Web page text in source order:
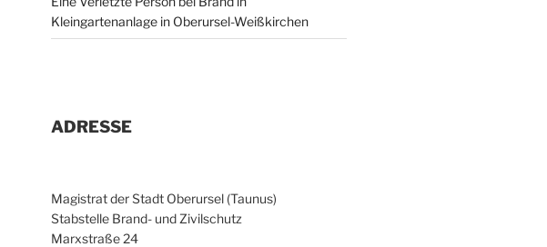
Kleingartenanlage in Oberursel-Weißkirchen
ADRESSE
Magistrat der Stadt Oberursel (Taunus)
Stabstelle Brand- und Zivilschutz
Marxstraße 24